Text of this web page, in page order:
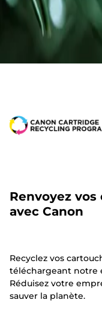
Renvoyez
avec Canon
Recyclez vos
téléchargeant notre
Réduisez votre
sauver la planète.